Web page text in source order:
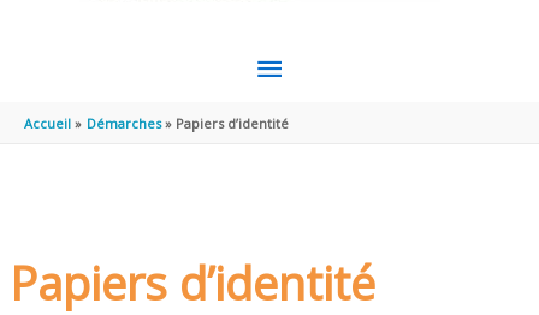
MENU
PRINCIPAL
Accueil Démarches Papiers d’identité
Papiers d’identité